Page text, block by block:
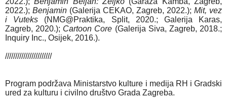
2022.); Benjamin (Galerija CEKAO, Zagreb, 2022.); Mit, vez
i Vuteks (NMG@Praktika, Split, 2020.; Galerija Karas,
Zagreb, 2020.); Cartoon Core (Galerija Siva, Zagreb, 2018.;
Inquiry Inc., Osijek, 2016.).
///////////////////////
Program podržava Ministarstvo kulture i medija RH i Gradski
ured za kulturu i civilno društvo Grada Zagreba.